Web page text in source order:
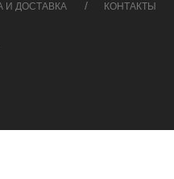
И ДОСТАВКА КОНТАКТЫ